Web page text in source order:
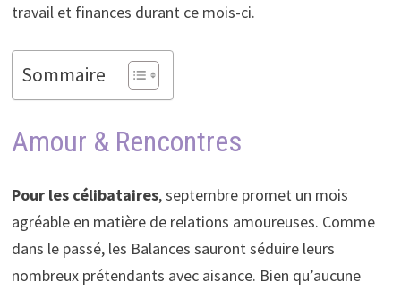
travail et finances durant ce mois-ci.
Sommaire
Amour & Rencontres
Pour les célibataires, septembre promet un mois
agréable en matière de relations amoureuses. Comme
dans le passé, les Balances sauront séduire leurs
nombreux prétendants avec aisance. Bien qu’aucune